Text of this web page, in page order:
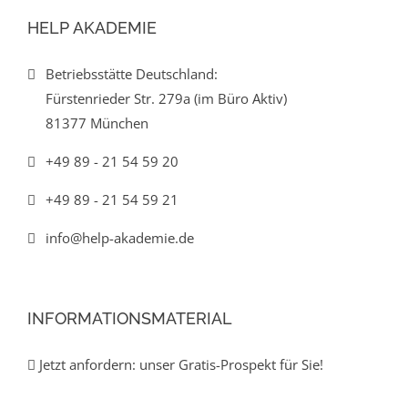
HELP AKADEMIE
Betriebsstätte Deutschland:
Fürstenrieder Str. 279a (im Büro Aktiv)
81377 München
+49 89 - 21 54 59 20
+49 89 - 21 54 59 21
info@help-akademie.de
INFORMATIONSMATERIAL
Jetzt anfordern: unser Gratis-Prospekt für Sie!